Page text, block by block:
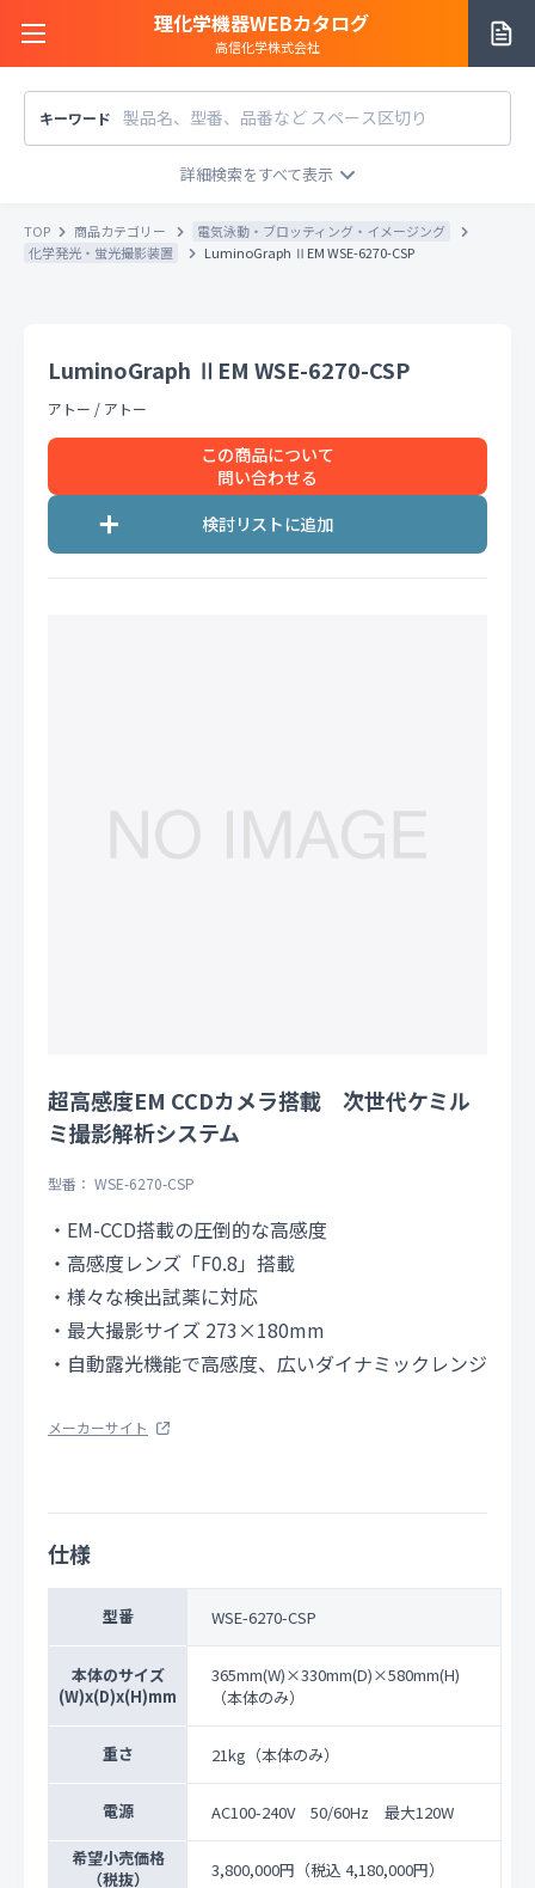
理化学機器WEBカタログ
高信化学株式会社
サイトご利用方法
お知らせ一覧
お問い合わせ
キーワード
メーカー/販売元
税込 税抜 価格「お問い合わせ」を除外
TOP 商品カテゴリー
電気泳動・ブロッティング・イメージング
化学発光・蛍光撮影装置
LuminoGraph ⅡEM WSE-6270-CSP
LuminoGraph ⅡEM WSE-6270-CSP
アトー / アトー
この商品について
問い合わせる
超高感度EM CCDカメラ搭載 次世代ケミル
ミ撮影解析システム
型番： WSE-6270-CSP
・EM-CCD搭載の圧倒的な高感度
・高感度レンズ「F0.8」搭載
・様々な検出試薬に対応
・最大撮影サイズ 273×180mm
・自動露光機能で高感度、広いダイナミックレンジ
メーカーサイト
仕様
型番 WSE-6270-CSP
本体のサイズ
(W)x(D)x(H)mm
365mm(W)×330mm(D)×580mm(H)
（本体のみ）
重さ 21kg（本体のみ）
電源
AC100-240V 50/60Hz 最大120W
希望小売価格
（税抜）
3,800,000円 （税込 4,180,000円）